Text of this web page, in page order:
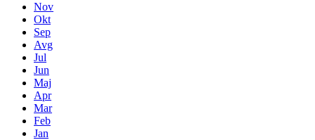
Nov
Okt
Sep
Avg
Jul
Jun
Maj
Apr
Mar
Feb
Jan